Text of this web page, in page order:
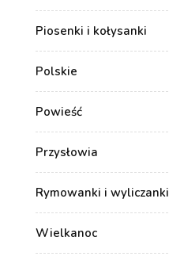
Piosenki i kołysanki
Polskie
Powieść
Przysłowia
Rymowanki i wyliczanki
Wielkanoc